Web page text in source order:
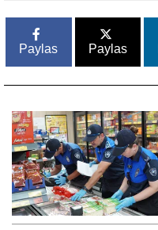
Paylas Paylas